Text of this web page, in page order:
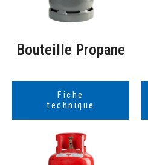
Bouteille Propane
Fiche
technique